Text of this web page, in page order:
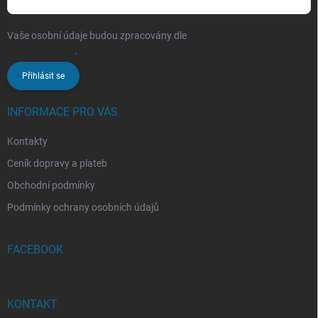
Vaše osobní údaje budou zpracovány dle
.
Přihlásit se
INFORMACE PRO VÁS
Kontakty
Ceník dopravy a plateb
Obchodní podmínky
Podmínky ochrany osobních údajů
FACEBOOK
KONTAKT